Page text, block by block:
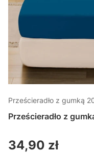
Prześcieradło z gumką
Prześcieradło z
Cena
34,90 zł